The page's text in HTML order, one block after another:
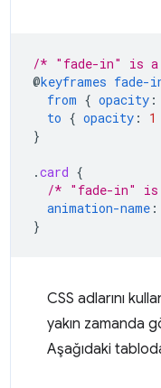
/* "fade-in" is a
@keyframes fade-
from { opacity :
to { opacity : 1
}
.card {
/* "fade-in" is
animation-name :
}
CSS adlarını
yakın zamanda
Aşağıdaki